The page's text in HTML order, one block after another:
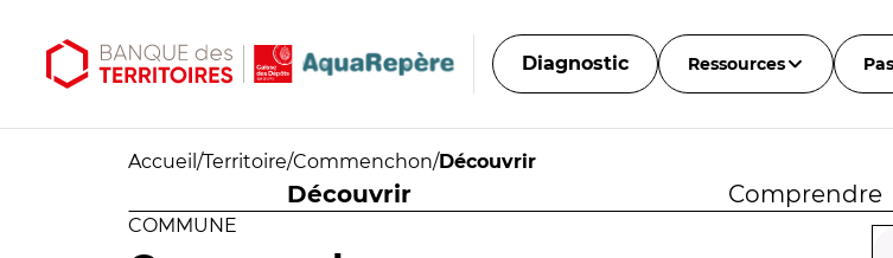
Diagnostic Ressources
Accueil /Territoire/Commenchon/Découvrir
Découvrir Comprendre
COMMUNE